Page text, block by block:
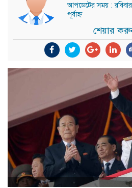
আপডেটের সময় :
পূর্বাহ্ন
শেয়ার